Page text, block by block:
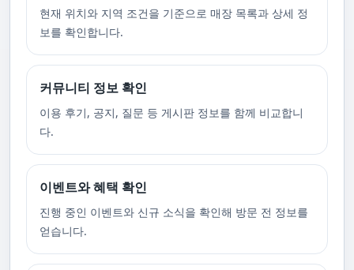
현재 위치와 지역 조건을 기준으로 매장 목록과 상세 정
보를 확인합니다.
커뮤니티 정보 확인
이용 후기, 공지, 질문 등 게시판 정보를 함께 비교합니
다.
이벤트와 혜택 확인
진행 중인 이벤트와 신규 소식을 확인해 방문 전 정보를
얻습니다.